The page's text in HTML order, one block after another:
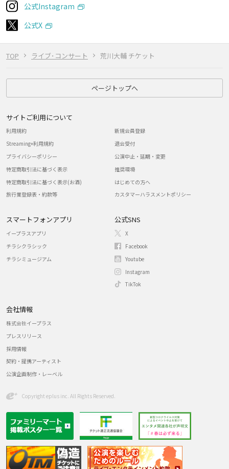
TOP ライブ･コンサート 荒川大輔 チケット
公式Instagram
公式X
ページトップへ
サイトご利用について
利用規約
Streaming+利用規約
プライバシーポリシー
特定商取引法に基づく表示
特定商取引法に基づく表示(お酒)
旅行業登録表・約款等
新規会員登録
退会受付
公演中止・延期・変更
推奨環境
はじめての方へ
カスタマーハラスメントポリシー
スマートフォンアプリ
イープラスアプリ
チラシクラシック
チラシミュージアム
公式SNS
X
Facebook
Youtube
Instagram
TikTok
会社情報
株式会社イープラス
プレスリリース
採用情報
契約・提携アーティスト
公演企画制作・レーベル
Copyright eplus inc. All Rights Reserved.